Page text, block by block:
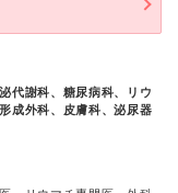
代謝科、糖尿病科、リウ
成外科、皮膚科、泌尿器